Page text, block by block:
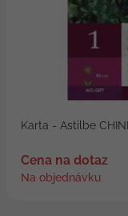
Karta - Astilbe
Cena na dotaz
Na objednávku